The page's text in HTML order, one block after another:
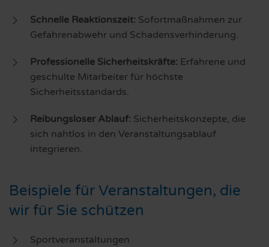
Schnelle Reaktionszeit: Sofortmaßnahmen zur
Gefahrenabwehr und Schadensverhinderung.
Professionelle Sicherheitskräfte: Erfahrene und
geschulte Mitarbeiter für höchste
Sicherheitsstandards.
Reibungsloser Ablauf: Sicherheitskonzepte, die
sich nahtlos in den Veranstaltungsablauf
integrieren.
Beispiele für Veranstaltungen, die
wir für Sie schützen
Sportveranstaltungen